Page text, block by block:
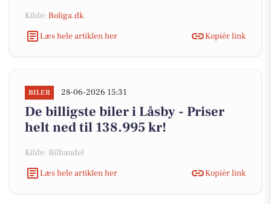
Kilde: Boliga.dk
Læs hele artiklen her
Kopiér link
BILER 28-06-2026 15:31
De billigste biler i Låsby - Priser
helt ned til 138.995 kr!
Kilde: Bilhandel
Læs hele artiklen her
Kopiér link